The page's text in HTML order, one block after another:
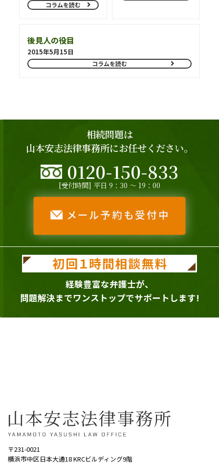
コラムを読む
後見人の役目
2015年5月15日
コラムを読む
相続問題は
山本安志法律事務所にお任せください。
0120-150-833
[受付時間] 平日 9：30 ～ 19：00
経験豊富な弁護士が、
問題解決までワンストップでサポートします!
〒231-0021
横浜市中区日本大通18 KRCビルディング9階